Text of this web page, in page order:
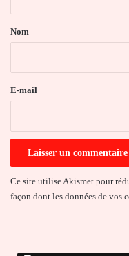
a
e
Nom
E-mail
Ce site utilise Akismet pour
façon dont les données de vos